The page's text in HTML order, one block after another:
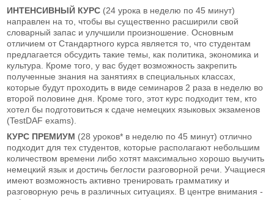
ИНТЕНСИВНЫЙ КУРС (24 урока в неделю по 45 минут)
направлен на то, чтобы вы существенно расширили свой
словарный запас и улучшили произношение. Основным
отличием от Стандартного курса является то, что студентам
предлагается обсудить такие темы, как политика, экономика и
культура. Кроме того, у вас будет возможность закрепить
полученные знания на занятиях в специальных классах,
которые будут проходить в виде семинаров 2 раза в неделю во
второй половине дня. Кроме того, этот курс подходит тем, кто
хотел бы подготовиться к сдаче немецких языковых экзаменов
(TestDAF exams).
КУРС ПРЕМИУМ (28 уроков* в неделю по 45 минут) отлично
подходит для тех студентов, которые располагают небольшим
количеством времени либо хотят максимально хорошо выучить
немецкий язык и достичь беглости разговорной речи. Учащиеся
имеют возможность активно тренировать грамматику и
разговорную речь в различных ситуациях. В центре внимания -